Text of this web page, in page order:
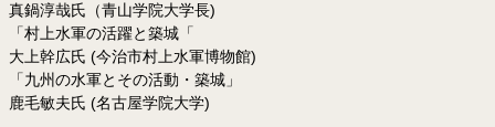
真鍋淳哉氏（青山学院大学長)
「村上水軍の活躍と築城「
大上幹広氏 (今治市村上水軍博物館)
「九州の水軍とその活動・築城」
鹿毛敏夫氏 (名古屋学院大学)